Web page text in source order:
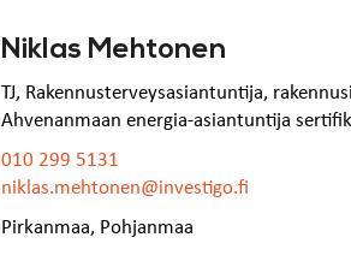
Niklas Mehtonen
TJ, Rakennusterveysasiantuntija,
Ahvenanmaan energia-asiantuntija
010 299 5131
niklas.mehtonen@investigo.fi
Pirkanmaa, Pohjanmaa